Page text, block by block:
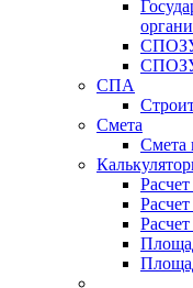
СПОЗУ
СПА
Смета
Смета